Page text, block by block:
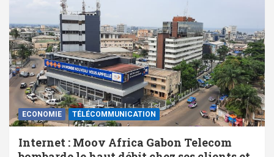
ECONOMIE TÉLÉCOMMUNICATION
Internet : Moov Africa Gabon Telecom